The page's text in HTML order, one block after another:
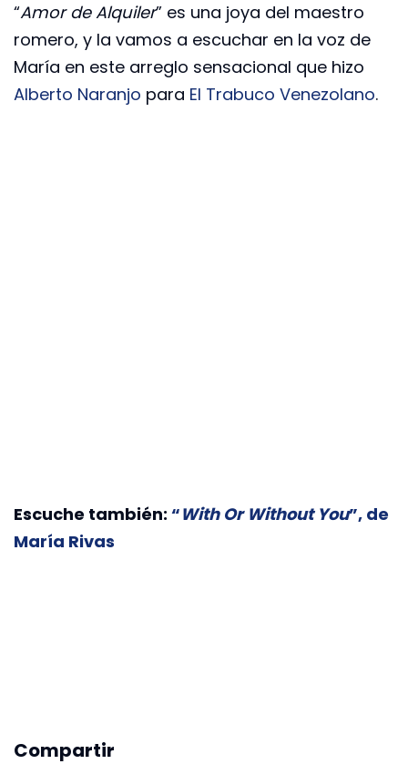
“Amor de Alquiler” es una joya del maestro
romero, y la vamos a escuchar en la voz de
María en este arreglo sensacional que hizo
Alberto Naranjo para El Trabuco Venezolano.
Escuche también: “With Or Without You”, de
María Rivas
Compartir